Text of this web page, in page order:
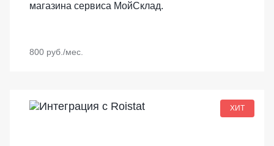
магазина сервиса МойСклад.
800 руб./мес.
ХИТ